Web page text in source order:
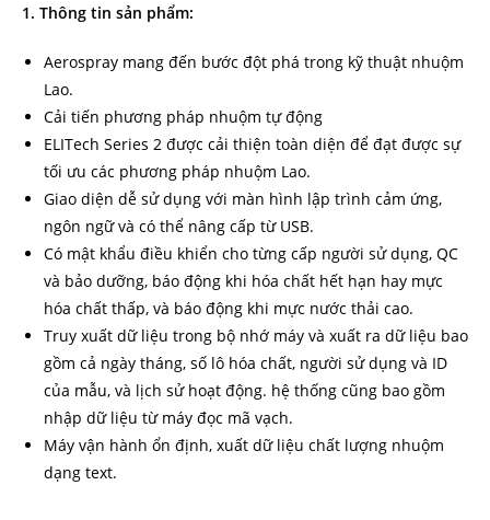
1. Thông tin sản phẩm:
Aerospray mang đến bước đột phá trong kỹ thuật nhuộm
Lao.
Cải tiến phương pháp nhuộm tự động
ELITech Series 2 được cải thiện toàn diện để đạt được sự
tối ưu các phương pháp nhuộm Lao.
Giao diện dễ sử dụng với màn hình lập trình cảm ứng,
ngôn ngữ và có thể nâng cấp từ USB.
Có mật khẩu điều khiển cho từng cấp người sử dụng, QC
và bảo dưỡng, báo động khi hóa chất hết hạn hay mực
hóa chất thấp, và báo động khi mực nước thải cao.
Truy xuất dữ liệu trong bộ nhớ máy và xuất ra dữ liệu bao
gồm cả ngày tháng, số lô hóa chất, người sử dụng và ID
của mẫu, và lịch sử hoạt động. hệ thống cũng bao gồm
nhập dữ liệu từ máy đọc mã vạch.
Máy vận hành ổn định, xuất dữ liệu chất lượng nhuộm
dạng text.